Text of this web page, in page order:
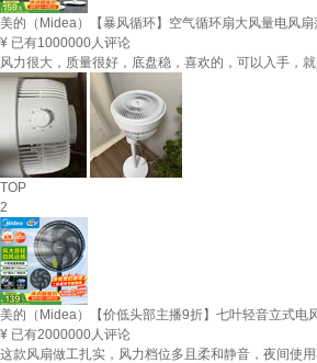
美的（Midea）【暴风循环】空气循环扇大风量电风
¥ 已有1000000人评论
风力很大，质量很好，底盘稳，喜欢的，可以入手，
TOP
2
美的（Midea）【价低头部主播9折】七叶轻音立式电
¥ 已有2000000人评论
这款风扇做工扎实，风力档位多且柔和静音，夜间使